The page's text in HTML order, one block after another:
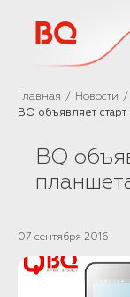
Главная
Новости
BQ объявляет
BQ
07 сентября 2016